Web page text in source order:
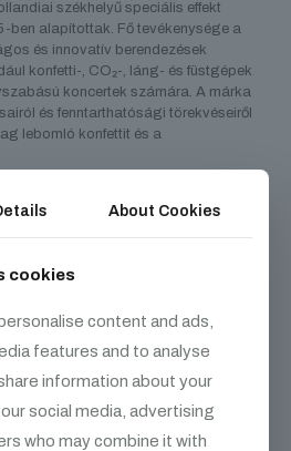
székhelyű speciális effekt
ben alapítottak. Fő tevékenysége a
és innovatív berendezések
konfetti-, CO₂-, láng- és füstgépek
koncertek számára. A márka
és fenntarthatósági törekvéseiről
lebomló konfettit és a
termékek
About Cookies
cookies
content and ads,
features and to analyse
information about your
social media, advertising
who may combine it with